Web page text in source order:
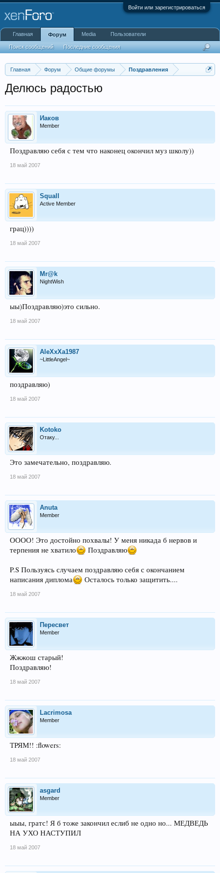
Войти или зарегистрироваться
Главная Форум Общие форумы Поздравления
Делюсь радостью
Иаков
Member
Поздравляю себя с тем что наконец окончил муз школу))
18 май 2007
Squall
Active Member
грац))))
18 май 2007
Mr@k
NightWish
ыы)Поздравляю)это сильно.
18 май 2007
AleXxXa1987
~LittleAngel~
поздравляю)
18 май 2007
Kotoko
Отаку...
Это замечательно, поздравляю.
18 май 2007
Anuta
Member
ОООО! Это достойно похвалы! У меня никада б нервов и
терпения не хватило
Поздравляю
P.S Пользуясь случаем поздравляю себя с окончанием
написания диплома
Осталось только защитить....
18 май 2007
Пересвет
Member
Жжжош старый!
Поздравляю!
18 май 2007
Lacrimosa
Member
ТРЯМ!! :flowers:
18 май 2007
asgard
Member
ыыы, гратс! Я б тоже закончил еслиб не одно но... МЕДВЕДЬ
НА УХО НАСТУПИЛ
18 май 2007
Главная Форум
Поиск сообщений Последние сообщения
Media Пользователи